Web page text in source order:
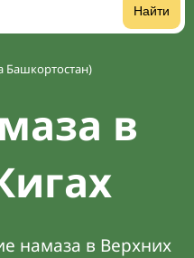
Найти
Башкортостан)
в
намаза в Верхних